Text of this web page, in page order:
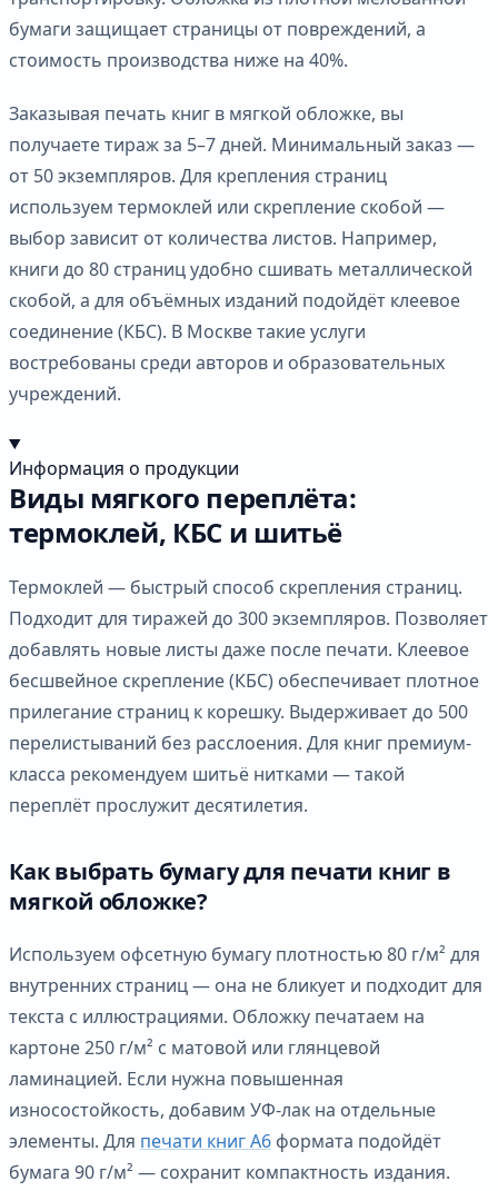
бумаги защищает страницы от повреждений, а
стоимость производства ниже на 40%.
Заказывая печать книг в мягкой обложке, вы
получаете тираж за 5–7 дней. Минимальный заказ —
от 50 экземпляров. Для крепления страниц
используем термоклей или скрепление скобой —
выбор зависит от количества листов. Например,
книги до 80 страниц удобно сшивать металлической
скобой, а для объёмных изданий подойдёт клеевое
соединение (КБС). В Москве такие услуги
востребованы среди авторов и образовательных
учреждений.
Информация о продукции
Виды мягкого переплёта:
термоклей, КБС и шитьё
Термоклей — быстрый способ скрепления страниц.
Подходит для тиражей до 300 экземпляров. Позволяет
добавлять новые листы даже после печати. Клеевое
бесшвейное скрепление (КБС) обеспечивает плотное
прилегание страниц к корешку. Выдерживает до 500
перелистываний без расслоения. Для книг премиум-
класса рекомендуем шитьё нитками — такой
переплёт прослужит десятилетия.
Как выбрать бумагу для печати книг в
мягкой обложке?
Используем офсетную бумагу плотностью 80 г/м² для
внутренних страниц — она не бликует и подходит для
текста с иллюстрациями. Обложку печатаем на
картоне 250 г/м² с матовой или глянцевой
ламинацией. Если нужна повышенная
износостойкость, добавим УФ-лак на отдельные
элементы. Для печати книг А6 формата подойдёт
бумага 90 г/м² — сохранит компактность издания.